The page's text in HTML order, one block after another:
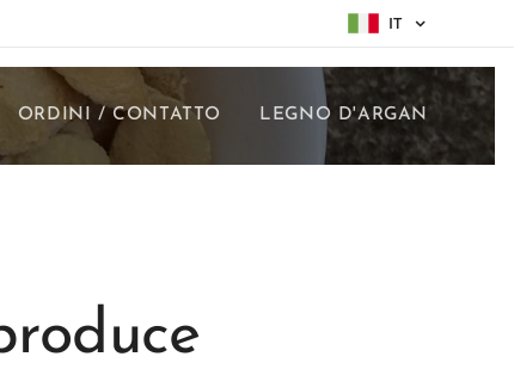
IT
ORDINI / CONTATTO LEGNO D'ARGAN